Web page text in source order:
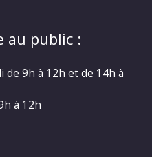
au public :
9h à 12h et de 14h à
à 12h